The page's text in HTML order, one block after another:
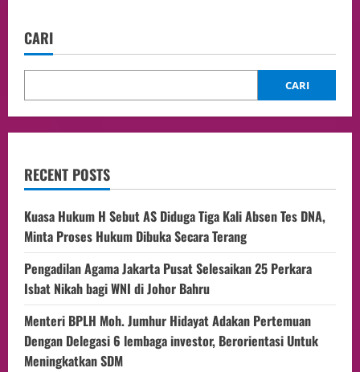
CARI
CARI
RECENT POSTS
Kuasa Hukum H Sebut AS Diduga Tiga Kali Absen Tes DNA,
Minta Proses Hukum Dibuka Secara Terang
Pengadilan Agama Jakarta Pusat Selesaikan 25 Perkara
Isbat Nikah bagi WNI di Johor Bahru
Menteri BPLH Moh. Jumhur Hidayat Adakan Pertemuan
Dengan Delegasi 6 lembaga investor, Berorientasi Untuk
Meningkatkan SDM